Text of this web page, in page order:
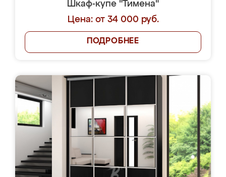
Шкаф-купе "Тимена"
Цена: от 34 000 руб.
ПОДРОБНЕЕ